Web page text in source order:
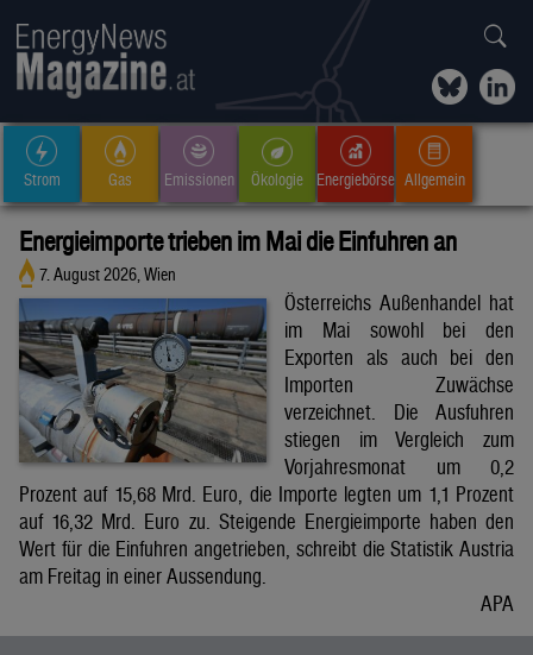
Strom Gas Emissionen Ökologie Energiebörse Allgemein
Energieimporte trieben im Mai die Einfuhren an
7. August 2026, Wien
Österreichs Außenhandel hat
im Mai sowohl bei den
Exporten als auch bei den
Importen Zuwächse
verzeichnet. Die Ausfuhren
stiegen im Vergleich zum
Vorjahresmonat um 0,2
Prozent auf 15,68 Mrd. Euro, die Importe legten um 1,1 Prozent
auf 16,32 Mrd. Euro zu. Steigende Energieimporte haben den
Wert für die Einfuhren angetrieben, schreibt die Statistik Austria
am Freitag in einer Aussendung.
APA